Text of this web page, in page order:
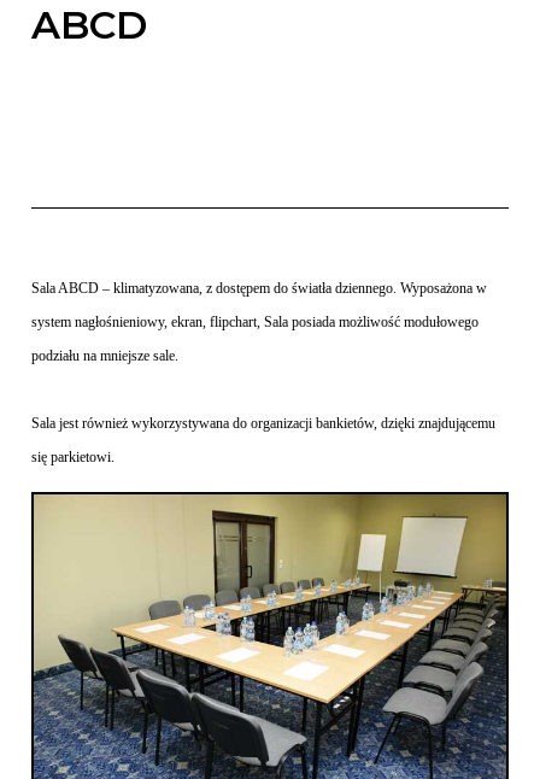
ABCD
Sala ABCD – klimatyzowana, z dostępem do światła dziennego. Wyposażona w
system nagłośnieniowy, ekran, flipchart, Sala posiada możliwość modułowego
podziału na mniejsze sale.
Sala jest również wykorzystywana do organizacji bankietów, dzięki znajdującemu
się parkietowi.